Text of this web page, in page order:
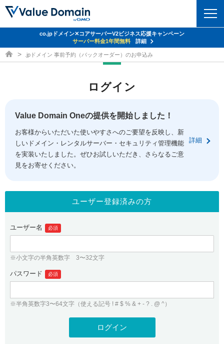
ドメイントップ
ドメイン移管
ドメイン価格一覧
ドメイン一括検索
.jpドメインオークション
gTLDオークション NEW!
.jpドメインバックオーダー
プレミアムドメイン
人気ドメインの種類
WHOIS検索
コアサーバー
バリューサーバー
XREA
セキュリティトップ
Value Domain ネットde診断
SSL証明書
サービストップ
お得意様割引
紹介制度
バリュードメインAPI
ドメイン・ホスティングOEM
facebook
ログイン
従来のバリュードメインをご利用希望の方
Value Domainにログイン
ユーザー登録
co.jpドメイン✕コアサーバーV2ビジネス応援キャンペーン
サーバー料金1年間無料
詳細
ドメイン取得ならバリュードメイン
.jpドメイン 事前予約（バックオーダー）のお申込み
ログイン
Value Domain Oneの提供を開始しました！
お客様からいただいた使いやすさへのご要望を反映し、新
しいドメイン・レンタルサーバー・セキュリティ管理機能
を実装いたしました。ぜひお試しいただき、さらなるご意
見をお寄せください。
詳細
ユーザー登録済みの方
ユーザー名 必須
※小文字の半角英数字 3〜32文字
パスワード 必須
※半角英数字3〜64文字（使える記号 ! # $ % & + - ? . @ ^）